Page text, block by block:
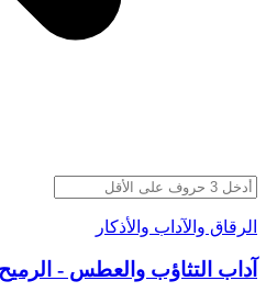
الرقاق والآداب والأذكار
آداب التثاؤب والعطس - الرميح